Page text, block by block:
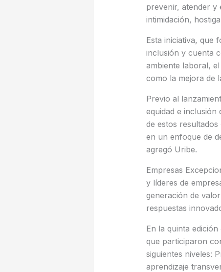
prevenir, atender y
intimidación,
Esta iniciativa, que
inclusión y cuenta
ambiente laboral,
como la mejora de
Previo al
equidad e
de estos
en un enfoque de
agregó Uribe.
Empresas
y líderes de
generación de
respuestas
En la quinta
que participaron
siguientes niveles:
aprendizaje